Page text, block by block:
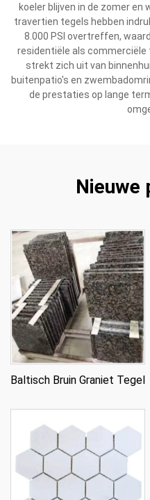
koeler blijven in de zomer en
travertien tegels hebben
8.000 PSI overtreffen,
residentiële als commerciële
strekt zich uit van
buitenpatio's en
de prestaties op lange
Nieuwe
Baltisch Bruin Graniet Tegel